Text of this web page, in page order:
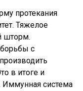
протекания
Тяжелое
шторм.
с
в итоге и
Иммунная система